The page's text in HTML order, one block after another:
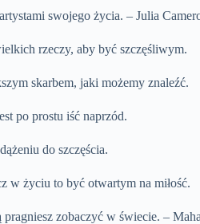
swojego życia. – Julia
rzeczy, aby być szczęśliwym.
skarbem, jaki możemy znaleźć.
po prostu iść naprzód.
do szczęścia.
w życiu to być otwartym na miłość.
pragniesz zobaczyć w świecie. –